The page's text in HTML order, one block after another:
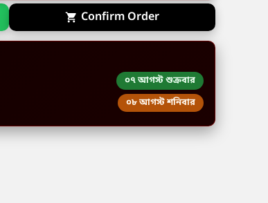
Confirm Order
০৭ আগস্ট শুক্রবার
০৮ আগস্ট শনিবার